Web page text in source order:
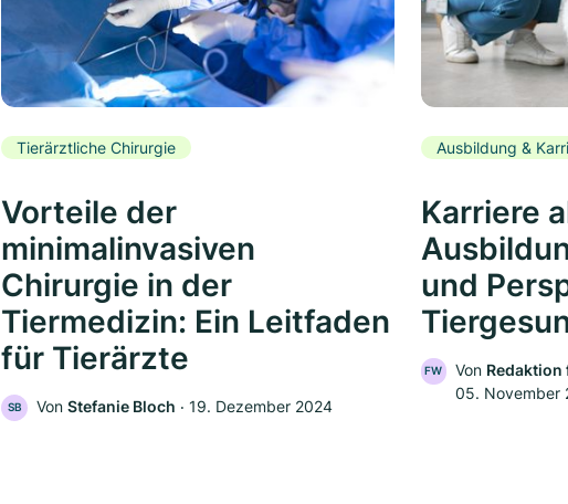
Tierärztliche Chirurgie
Vorteile der
minimalinvasiven
Chirurgie in der
Tiermedizin: Ein Leitfaden
für Tierärzte
SB Von Stefanie Bloch ‧ 19. Dezember 2024
Ausbildung &
Karriere
und
FW Von
05. November